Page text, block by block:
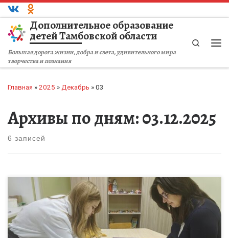
Перейти к содержимому
Дополнительное образование
детей Тамбовской области
Большая дорога жизни, добра и света, удивительного мира
творчества и познания
Search
Главная » 2025 » Декабрь » 03
Архивы по дням:03.12.2025
6 записей
Творческое объединение «С иголочки» осуществляет свою
деятельность в Петровском Доме детского творчества